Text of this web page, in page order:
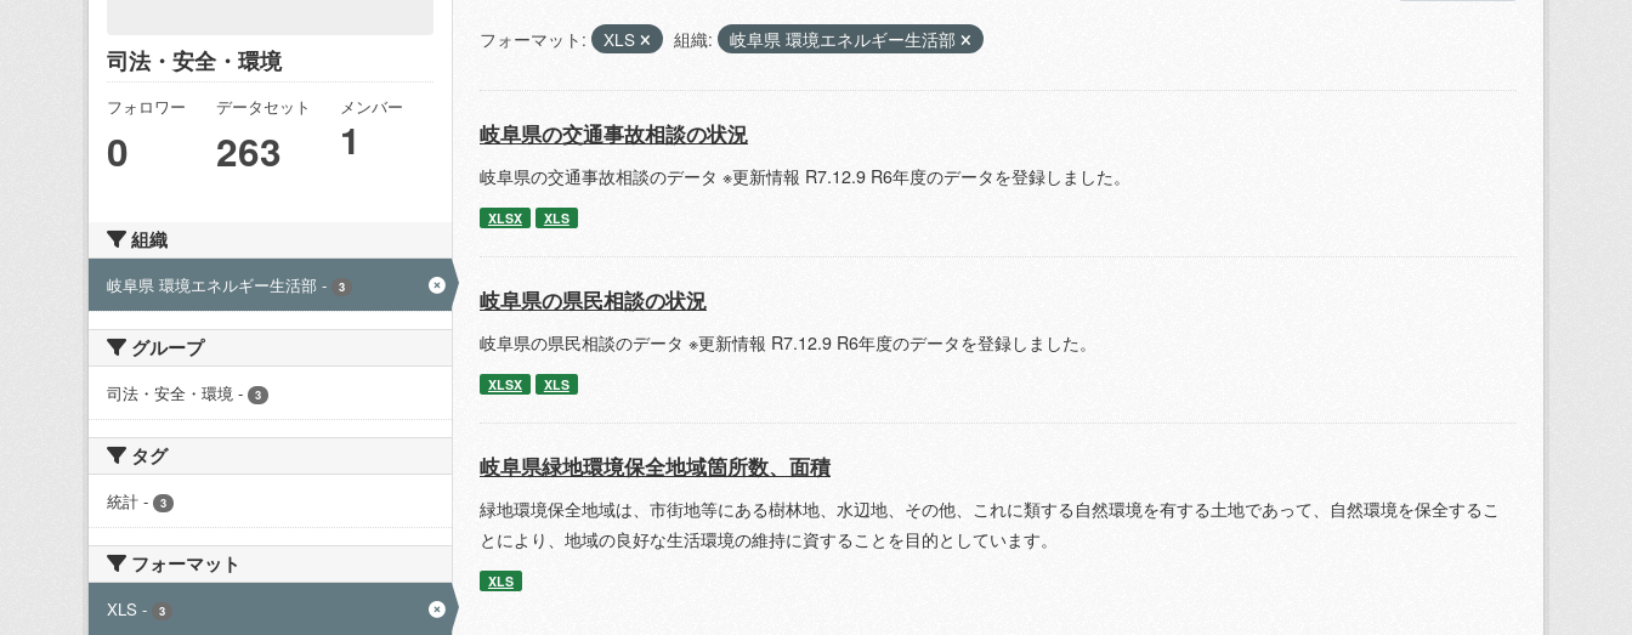
司法・安全・環境
フォロワー
0
データセット
263
メンバー
1
組織
岐阜県 環境エネルギー生活部 - 3
グループ
司法・安全・環境 - 3
タグ
統計 - 3
フォーマット
XLS - 3
フォーマット: XLS 組織: 岐阜県 環境エネルギー生活部
岐阜県の交通事故相談の状況
岐阜県の交通事故相談のデータ ※更新情報 R7.12.9 R6年度のデータを登録しました。
XLSX XLS
岐阜県の県民相談の状況
岐阜県の県民相談のデータ ※更新情報 R7.12.9 R6年度のデータを登録しました。
XLSX XLS
岐阜県緑地環境保全地域箇所数、面積
緑地環境保全地域は、市街地等にある樹林地、水辺地、その他、これに類する自然環境を有する土地であって、自然環境を保全するこ
とにより、地域の良好な生活環境の維持に資することを目的としています。
XLS